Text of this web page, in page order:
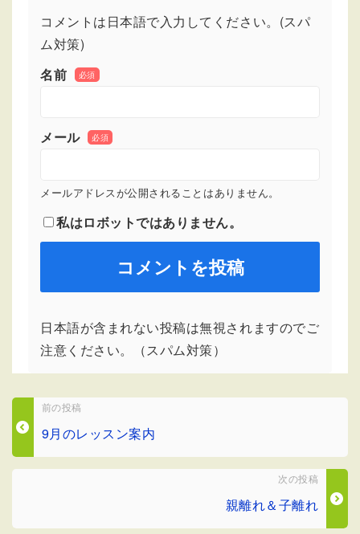
コメントは日本語で入力してください。(スパ
ム対策)
名前
必須
メール 必須
メールアドレスが公開されることはありません。
私はロボットではありません。
日本語が含まれない投稿は無視されますのでご
注意ください。（スパム対策）
前の投稿
9月のレッスン案内
次の投稿
親離れ＆子離れ